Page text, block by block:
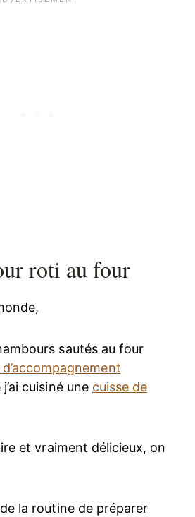
roti au four
sautés au four
cuisiné une cuisse de
et vraiment délicieux, on
la routine de préparer